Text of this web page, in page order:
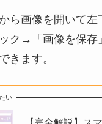
ら画像を開いて左
ク→「画像を保存
きます。
い